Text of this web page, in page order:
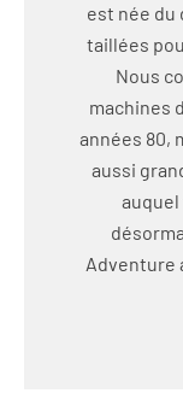
est née du
taillées
Nous
machines
années 80,
aussi
Adventure